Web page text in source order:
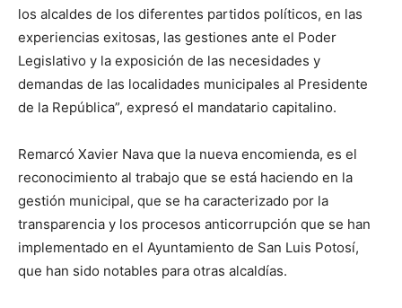
los alcaldes de los diferentes partidos políticos, en las
experiencias exitosas, las gestiones ante el Poder
Legislativo y la exposición de las necesidades y
demandas de las localidades municipales al Presidente
de la República”, expresó el mandatario capitalino.
Remarcó Xavier Nava que la nueva encomienda, es el
reconocimiento al trabajo que se está haciendo en la
gestión municipal, que se ha caracterizado por la
transparencia y los procesos anticorrupción que se han
implementado en el Ayuntamiento de San Luis Potosí,
que han sido notables para otras alcaldías.